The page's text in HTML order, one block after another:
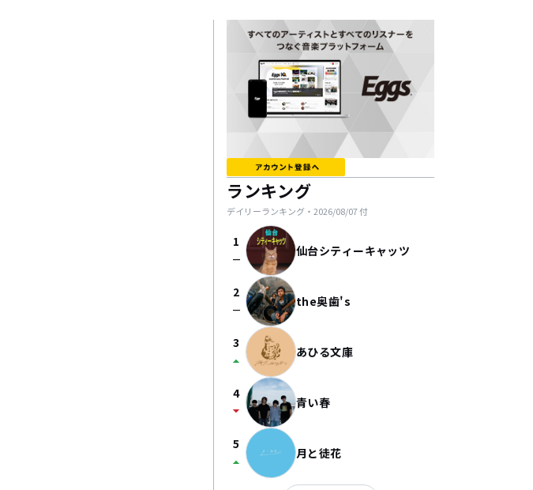
ランキング
デイリーランキング・ 2026/08/07付
1
check_indeterminate_small 仙台シティーキャッツ
2
check_indeterminate_small the奥歯's
3
arrow_drop_up あひる文庫
4
arrow_drop_down 青い春
5
arrow_drop_up 月と徒花